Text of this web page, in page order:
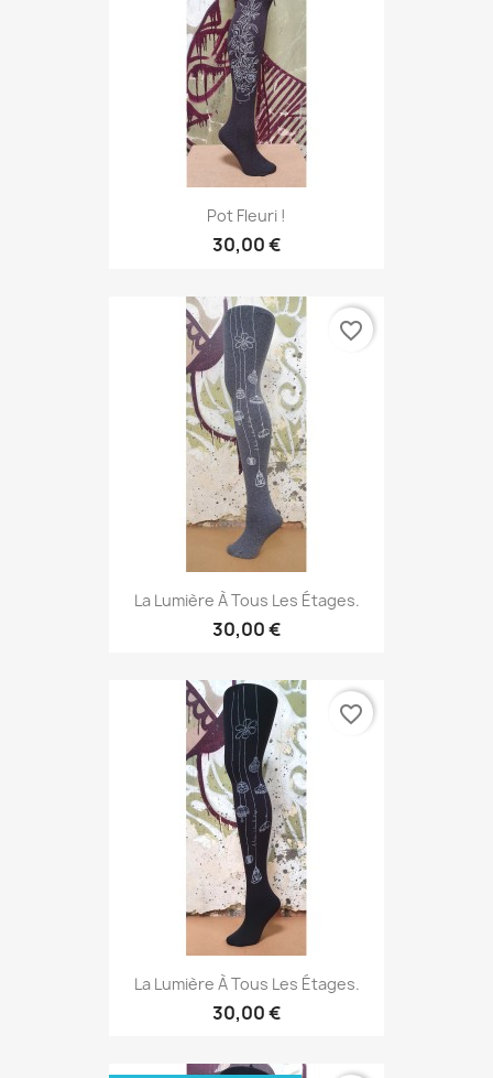
Pot Fleuri !
30,00 €
La Lumière À Tous Les Étages.
30,00 €
favorite_border
La Lumière À Tous Les Étages.
30,00 €
favorite_border